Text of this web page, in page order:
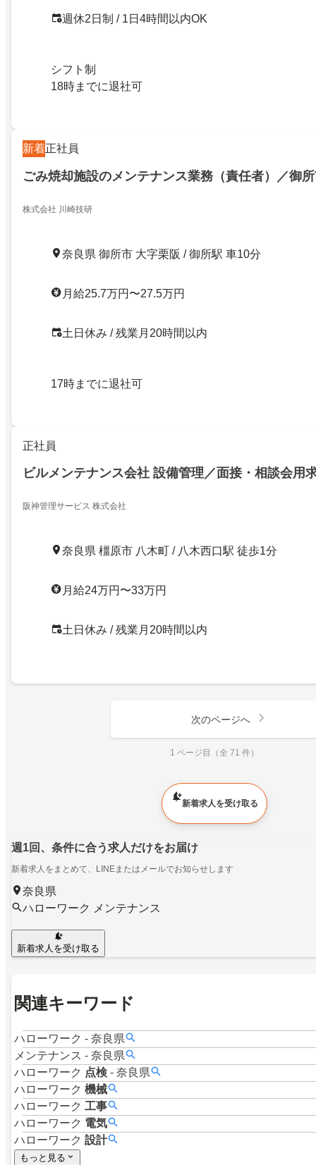
週休2日制 / 1日4時間以内OK
シフト制
18時までに退社可
新着正社員
ごみ焼却施設のメンテナンス業務（責任者）／御
株式会社 川崎技研
奈良県 御所市 大字栗阪 / 御所駅 車10分
月給25.7万円〜27.5万円
土日休み / 残業月20時間以内
17時までに退社可
正社員
ビルメンテナンス会社 設備管理／面接・相談会用
阪神管理サービス 株式会社
奈良県 橿原市 八木町 / 八木西口駅 徒歩1分
月給24万円〜33万円
土日休み / 残業月20時間以内
次のページへ
1 ページ目（全 71 件）
新着求人を受け取る
週1回、条件に合う求人だけをお届け
新着求人をまとめて、LINEまたはメールでお知らせします
奈良県
ハローワーク メンテナンス
新着求人を受け取る
関連キーワード
ハローワーク - 奈良県
メンテナンス - 奈良県
ハローワーク 点検 - 奈良県
ハローワーク 機械
ハローワーク 工事
ハローワーク 電気
ハローワーク 設計
もっと見る